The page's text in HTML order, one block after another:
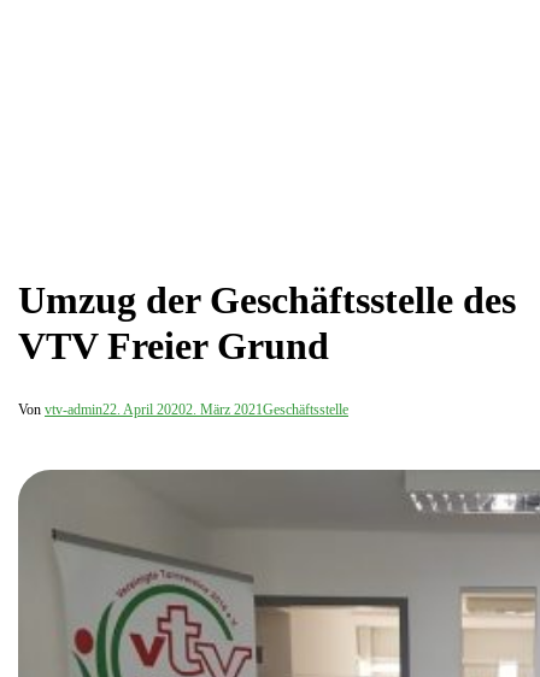
Umzug der Geschäftsstelle des
VTV Freier Grund
Von vtv-admin22. April 20202. März 2021Geschäftsstelle